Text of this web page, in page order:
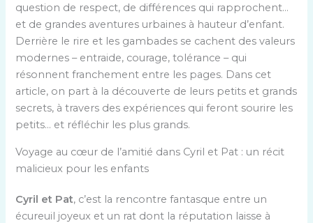
question de respect, de différences qui rapprochent…
et de grandes aventures urbaines à hauteur d’enfant.
Derrière le rire et les gambades se cachent des valeurs
modernes – entraide, courage, tolérance – qui
résonnent franchement entre les pages. Dans cet
article, on part à la découverte de leurs petits et grands
secrets, à travers des expériences qui feront sourire les
petits… et réfléchir les plus grands.
Voyage au cœur de l’amitié dans Cyril et Pat : un récit
malicieux pour les enfants
Cyril et Pat, c’est la rencontre fantasque entre un
écureuil joyeux et un rat dont la réputation laisse à